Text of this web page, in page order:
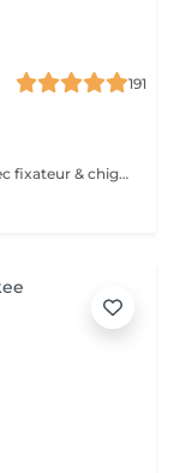
191
Essai + Jour J + Shampooing + Brushing avec fixateur & chignon